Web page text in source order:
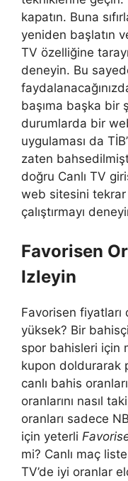
kapatın. Buna
yeniden başlatın
TV özelliğine
deneyin. Bu
başıma başka bir
durumlarda bir
uygulaması da
zaten
doğru Canlı TV
web sitesini tekrar
çalıştırmayı
Favorisen
Izleyin
Favorisen fiyatları
yüksek? Bir
spor bahisleri için
kupon doldurarak
canlı bahis
oranlarını nasıl
oranları sadece
için yeterli
mi? Canlı maç
TV’de iyi oranlar